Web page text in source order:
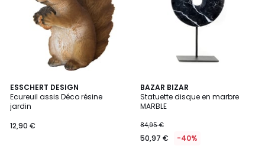
ESSCHERT DESIGN
Ecureuil assis Déco résine
jardin
€.
12,90 €
BAZAR BIZAR
Statuette disque en marbre
MARBLE
84,95 €
50,97 € -40%